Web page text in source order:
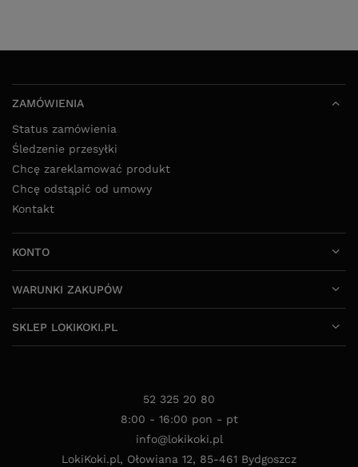
ZAMÓWIENIA
Status zamówienia
Śledzenie przesyłki
Chcę zareklamować produkt
Chcę odstąpić od umowy
Kontakt
KONTO
WARUNKI ZAKUPÓW
SKLEP LOKIKOKI.PL
52 325 20 80
8:00 - 16:00 pon - pt
info@lokikoki.pl
LokiKoki.pl, Ołowiana 12, 85-461 Bydgoszcz